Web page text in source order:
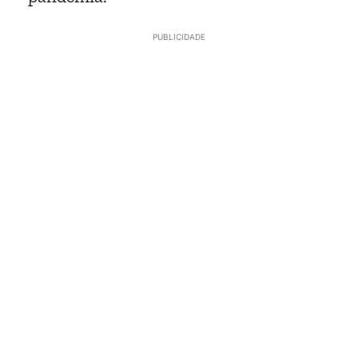
PUBLICIDADE